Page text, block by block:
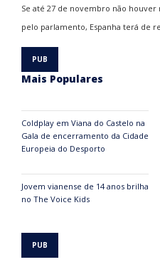
Se até 27 de novembro não
pelo parlamento, Espanha terá de
Mais Populares
Coldplay em Viana do Castelo na
Gala de encerramento da Cidade
Europeia do Desporto
Jovem vianense de 14 anos brilha
no The Voice Kids